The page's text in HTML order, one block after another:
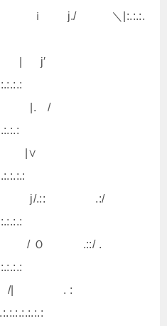
j./ ＼|:.:.:.
| j′
|. /
|∨
.:/
.::/ .
. :